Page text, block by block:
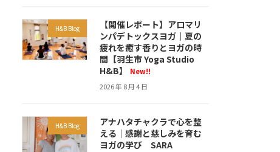
H&B Blog
【開催レポート】アロマリ
ンパデトックスヨガ｜夏の
疲れを癒す香りとヨガの時
間【羽生市 Yoga Studio
H&B】
New!!
2026 年 8 月 4 日
H&B Blog
アナハタチャクラで心を整
える｜感謝と慈しみを育む
ヨガの学び SARA